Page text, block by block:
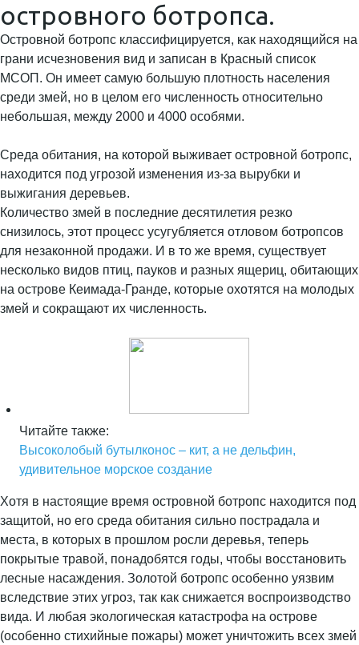
островного ботропса.
Островной ботропс классифицируется, как находящийся на
грани исчезновения вид и записан в Красный список
МСОП. Он имеет самую большую плотность населения
среди змей, но в целом его численность относительно
небольшая, между 2000 и 4000 особями.
Среда обитания, на которой выживает островной ботропс,
находится под угрозой изменения из-за вырубки и
выжигания деревьев.
Количество змей в последние десятилетия резко
снизилось, этот процесс усугубляется отловом ботропсов
для незаконной продажи. И в то же время, существует
несколько видов птиц, пауков и разных ящериц, обитающих
на острове Кеимада-Гранде, которые охотятся на молодых
змей и сокращают их численность.
Читайте также:
Высоколобый бутылконос – кит, а не дельфин,
удивительное морское создание
Хотя в настоящие время островной ботропс находится под
защитой, но его среда обитания сильно пострадала и
места, в которых в прошлом росли деревья, теперь
покрытые травой, понадобятся годы, чтобы восстановить
лесные насаждения. Золотой ботропс особенно уязвим
вследствие этих угроз, так как снижается воспроизводство
вида. И любая экологическая катастрофа на острове
(особенно стихийные пожары) может уничтожить всех змей